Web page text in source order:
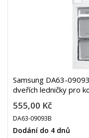
Samsung DA63-
dveřích ledničky pro
555,00 Kč
DA63-09093B
Dodání do 4 dnů